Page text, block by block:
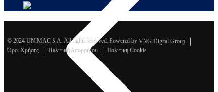
© 2024 UNIMAC S.A. All rights reserved. Powered by VNG Digital Group
Όροι Χρήσης
Πολιτική Απορρήτου Πολιτική Cookie